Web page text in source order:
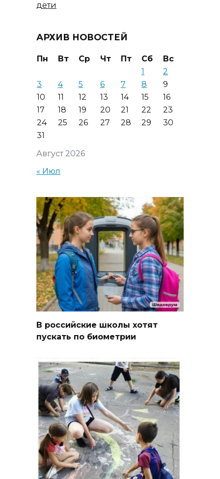
дети
АРХИВ НОВОСТЕЙ
Август 2026
Пн Вт Ср Чт Пт Сб
Вс
1
2
3
4 5 6 7 8
9
10
11 12 13 14 15
16
17
18 19 20 21 22
23
24
25 26 27 28 29
30
31
« Июл
В российские школы хотят
пускать по биометрии